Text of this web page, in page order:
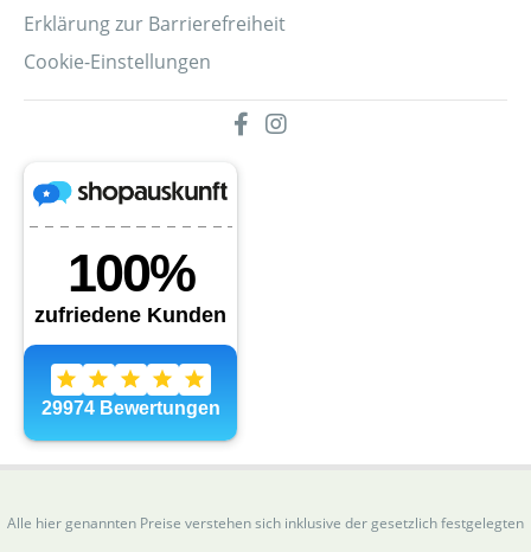
Erklärung zur Barrierefreiheit
Cookie-Einstellungen
Alle hier genannten Preise verstehen sich inklusive der gesetzlich festgelegten